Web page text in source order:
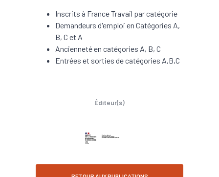
Inscrits à France Travail par catégorie
Demandeurs d'emploi en Catégories A,
B, C et A
Ancienneté en catégories A, B, C
Entrées et sorties de catégories A,B,C
Éditeur(s)